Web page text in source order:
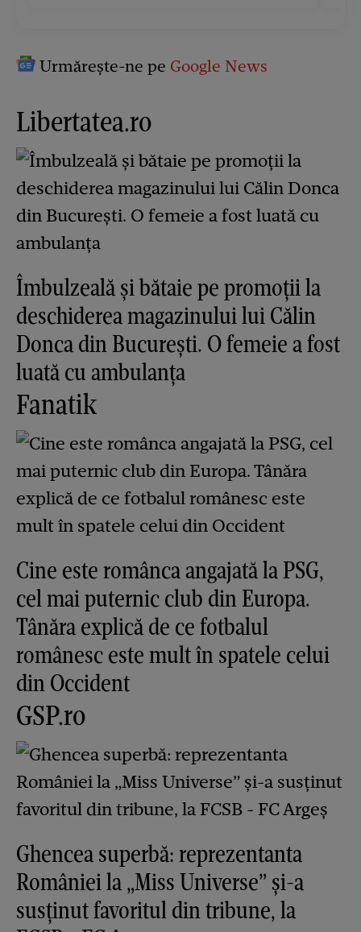
Urmărește-ne pe Google News
Libertatea.ro
Îmbulzeală și bătaie pe promoții la
deschiderea magazinului lui Călin
Donca din București. O femeie a fost
luată cu ambulanța
Fanatik
Cine este românca angajată la PSG,
cel mai puternic club din Europa.
Tânăra explică de ce fotbalul
românesc este mult în spatele celui
din Occident
GSP.ro
Ghencea superbă: reprezentanta
României la „Miss Universe” și-a
susținut favoritul din tribune, la